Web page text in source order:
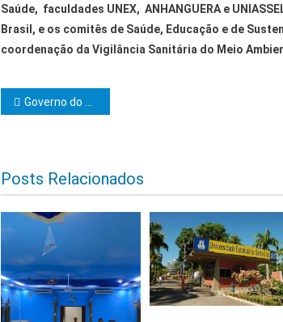
Saúde, faculdades UNEX, ANHANGUERA e
Brasil, e os comitês de Saúde, Educação e de
coordenação da Vigilância Sanitária do Meio
Navegação de Post
Governo do Estado abre licitação para a segunda etapa da requalificação da Feira de São Joaquim
Posts Relacionados